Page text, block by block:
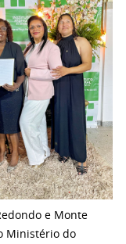
e Monte
Ministério do